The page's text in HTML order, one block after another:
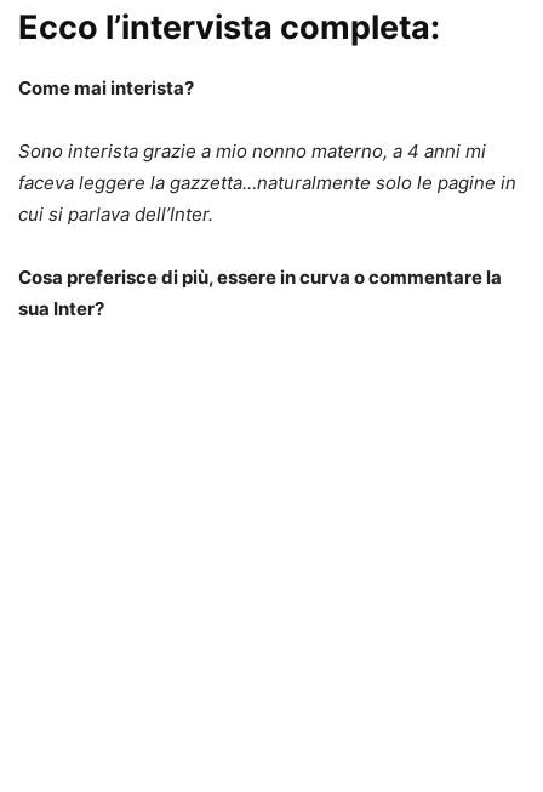
Ecco l’intervista completa:
Come mai interista?
Sono interista grazie a mio nonno materno, a 4 anni mi
faceva leggere la gazzetta…naturalmente solo le pagine in
cui si parlava dell’Inter.
Cosa preferisce di più, essere in curva o commentare la
sua Inter?